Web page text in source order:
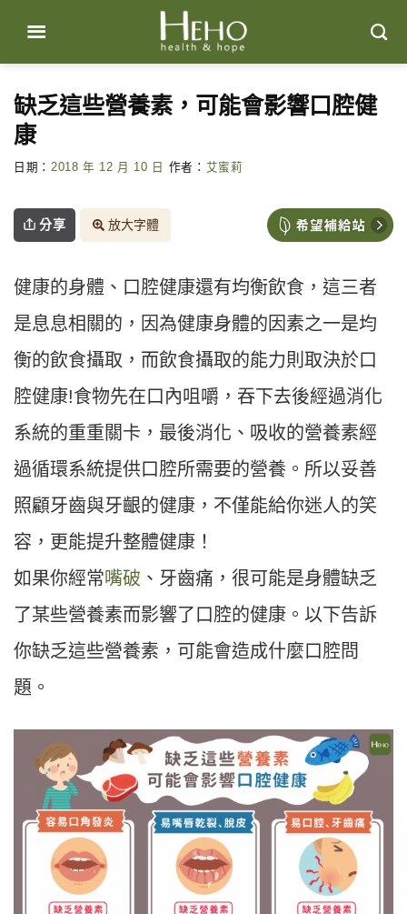
content
缺乏這些營養素，可能會影響口腔健
康
日期： 2018 年 12 月 10 日 作者： 艾蜜莉
分享 放大字體
健康的身體、口腔健康還有均衡飲食，這三者
是息息相關的，因為健康身體的因素之一是均
衡的飲食攝取，而飲食攝取的能力則取決於口
腔健康!食物先在口內咀嚼，吞下去後經過消化
系統的重重關卡，最後消化、吸收的營養素經
過循環系統提供口腔所需要的營養。所以妥善
照顧牙齒與牙齦的健康，不僅能給你迷人的笑
容，更能提升整體健康！
如果你經常嘴破 、牙齒痛，很可能是身體缺乏
了某些營養素而影響了口腔的健康。以下告訴
你缺乏這些營養素，可能會造成什麼口腔問
題。